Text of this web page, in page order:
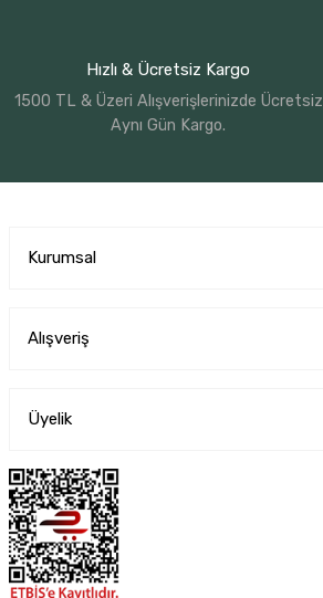
Hızlı & Ücretsiz Kargo
1500 TL & Üzeri Alışverişlerinizde Ücretsiz
Aynı Gün Kargo.
Kurumsal
Alışveriş
Üyelik